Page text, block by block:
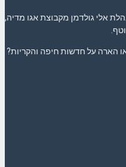
אלי גולדמן מקבוצת אגו מדיה,
הארה על חדשות חיפה והקריות?